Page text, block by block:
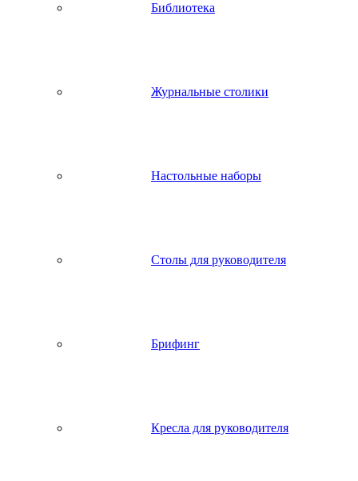
Библиотека
Журнальные столики
Настольные наборы
Столы для руководителя
Брифинг
Кресла для руководителя